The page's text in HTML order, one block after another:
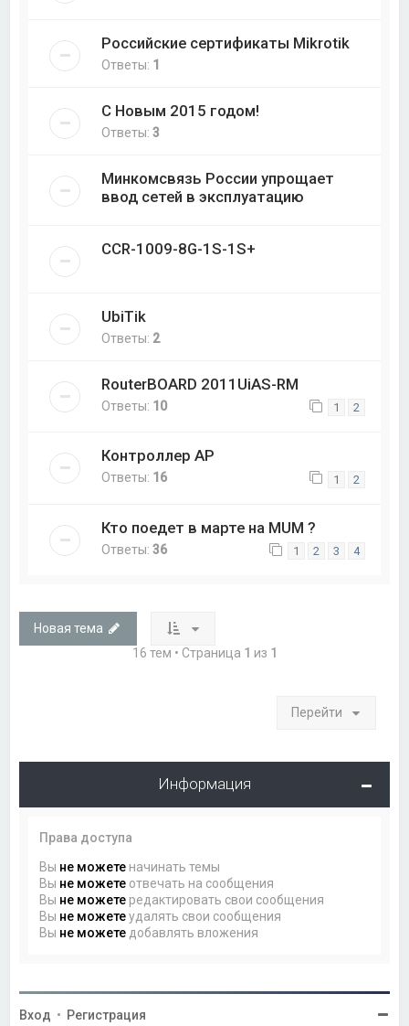
Российские сертификаты Mikrotik
Ответы: 1
С Новым 2015 годом!
Ответы:3
Минкомсвязь России упрощает
ввод сетей в эксплуатацию
CCR-1009-8G-1S-1S+
UbiTik
Ответы: 2
RouterBOARD 2011UiAS-RM
Ответы: 10 1 2
Контроллер AP
Ответы: 16 1 2
Кто поедет в марте на MUM ?
Ответы:36 1 2 3 4
Новая тема
16 тем • Страница 1 из 1
Перейти
Информация
Права доступа
Вы не можете начинать темы
Вы не можете отвечать на сообщения
Вы не можете редактировать свои сообщения
Вы не можетеудалять свои сообщения
Вы не можете добавлять вложения
Вход • Регистрация